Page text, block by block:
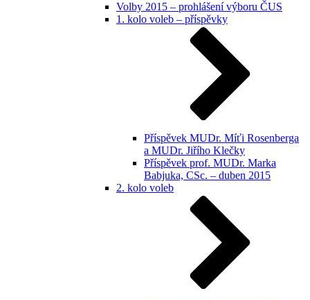
Volby 2015 – prohlášení výboru ČUS
1. kolo voleb – příspěvky
Příspěvek MUDr. Míťi Rosenberga
a MUDr. Jiřího Klečky
Příspěvek prof. MUDr. Marka
Babjuka, CSc. – duben 2015
2. kolo voleb